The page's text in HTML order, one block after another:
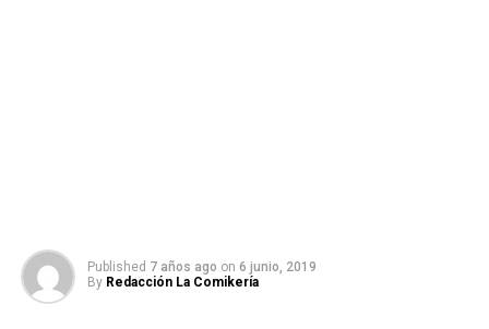
Published 7 años ago on 6 junio, 2019
By Redacción La Comikería